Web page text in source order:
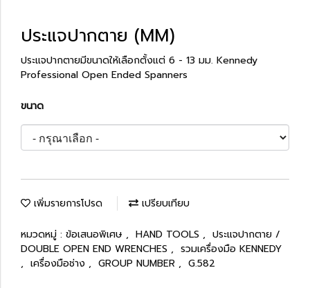
ประแจปากตาย (MM)
ประแจปากตายมีขนาดให้เลือกตั้งแต่ 6 - 13 มม. Kennedy
Professional Open Ended Spanners
ขนาด
เพิ่มรายการโปรด เปรียบเทียบ
หมวดหมู่ : ข้อเสนอพิเศษ , HAND TOOLS , ประแจปากตาย /
DOUBLE OPEN END WRENCHES , รวมเครื่องมือ KENNEDY
, เครื่องมือช่าง , GROUP NUMBER , G.582